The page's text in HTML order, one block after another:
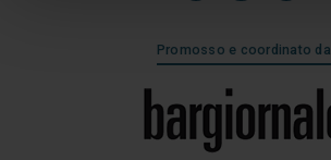
Promosso e coordinato da